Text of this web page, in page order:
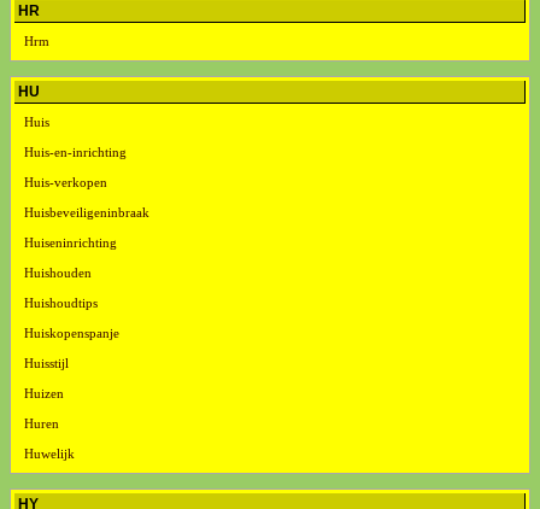
HR
Hrm
HU
Huis
Huis-en-inrichting
Huis-verkopen
Huisbeveiligeninbraak
Huiseninrichting
Huishouden
Huishoudtips
Huiskopenspanje
Huisstijl
Huizen
Huren
Huwelijk
HY